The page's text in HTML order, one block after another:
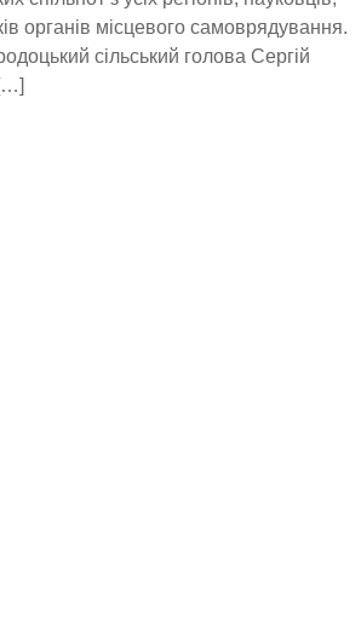
органів місцевого самоврядування.
сільський голова Сергій